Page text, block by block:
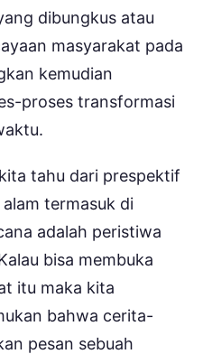
dibungkus atau
masyarakat pada
kemudian
proses transformasi
tahu dari prespektif
termasuk di
adalah peristiwa
bisa membuka
itu maka kita
bahwa cerita-
pesan sebuah